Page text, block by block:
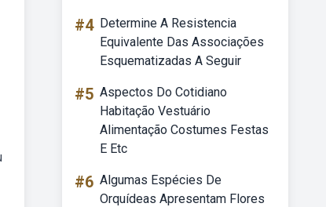
#4 Determine A Resistencia
Equivalente Das Associações
Esquematizadas A Seguir
#5 Aspectos Do Cotidiano
Habitação Vestuário
Alimentação Costumes Festas
E Etc
#6 Algumas Espécies De
Orquídeas Apresentam Flores